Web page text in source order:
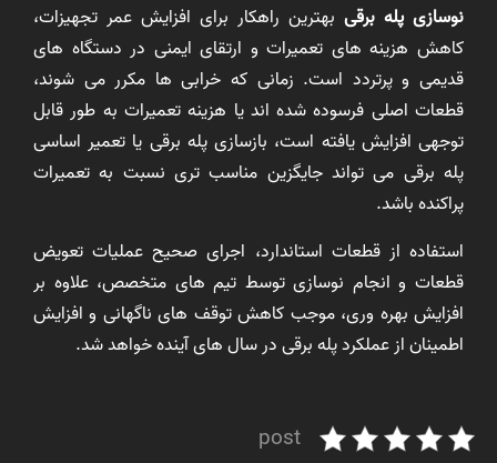
نوسازی پله برقی بهترین راهکار برای افزایش عمر تجهیزات،
کاهش هزینه های تعمیرات و ارتقای ایمنی در دستگاه های
قدیمی و پرتردد است. زمانی که خرابی ها مکرر می شوند،
قطعات اصلی فرسوده شده اند یا هزینه تعمیرات به طور قابل
توجهی افزایش یافته است، بازسازی پله برقی یا تعمیر اساسی
پله برقی می تواند جایگزین مناسب تری نسبت به تعمیرات
پراکنده باشد.
استفاده از قطعات استاندارد، اجرای صحیح عملیات تعویض
قطعات و انجام نوسازی توسط تیم های متخصص، علاوه بر
افزایش بهره وری، موجب کاهش توقف های ناگهانی و افزایش
اطمینان از عملکرد پله برقی در سال های آینده خواهد شد.
post